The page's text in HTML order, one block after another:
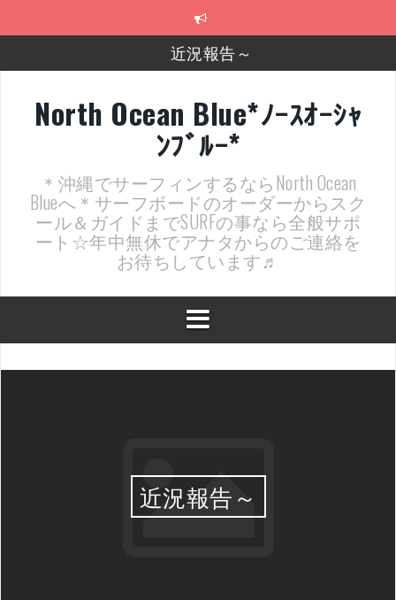
近況報告～
2025年もあざ～した！
近況報告ww
ヤッチマッターーーー！！！
支部長就任報告と支部予選・検定開催決定！
North Ocean Blue*ﾉｰｽｵｰｼｬ
ﾝﾌﾞﾙｰ*
＊沖縄でサーフィンするならNorth Ocean
Blueへ＊サーフボードのオーダーからスク
ール＆ガイドまでSURFの事なら全般サポ
ート☆年中無休でアナタからのご連絡を
お待ちしています♬
近況報告～